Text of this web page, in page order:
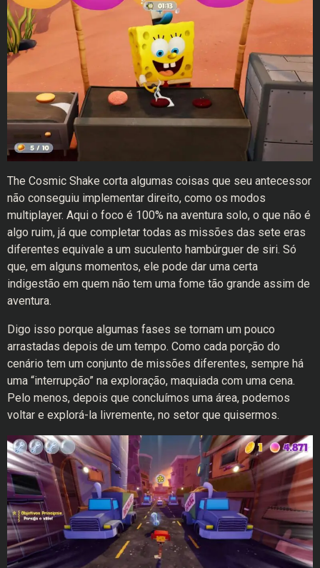
The Cosmic Shake corta algumas coisas que seu antecessor
não conseguiu implementar direito, como os modos
multiplayer. Aqui o foco é 100% na aventura solo, o que não é
algo ruim, já que completar todas as missões das sete eras
diferentes equivale a um suculento hambúrguer de siri. Só
que, em alguns momentos, ele pode dar uma certa
indigestão em quem não tem uma fome tão grande assim de
aventura.
Digo isso porque algumas fases se tornam um pouco
arrastadas depois de um tempo. Como cada porção do
cenário tem um conjunto de missões diferentes, sempre há
uma “interrupção” na exploração, maquiada com uma cena.
Pelo menos, depois que concluímos uma área, podemos
voltar e explorá-la livremente, no setor que quisermos.